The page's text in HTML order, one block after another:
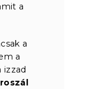
a
a
a
izzad